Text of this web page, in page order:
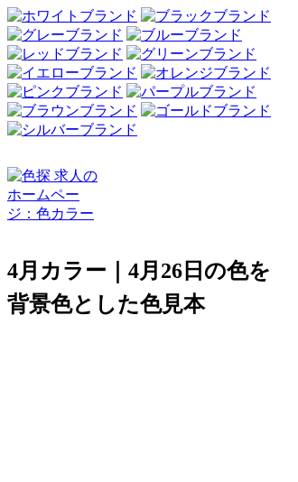
4月カラー｜4月26日の色を
背景色とした色見本